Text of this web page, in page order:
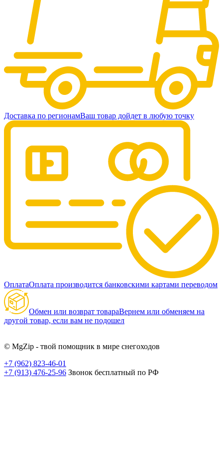
Доставка по регионамВаш товар дойдет в любую точку
ОплатаОплата производится банковскими картами переводом
Обмен или возврат товараВернем или обменяем на
другой товар, если вам не подошел
© MgZip - твой помощник в мире снегоходов
+7 (962) 823-46-01
+7 (913) 476-25-96 Звонок бесплатный по РФ